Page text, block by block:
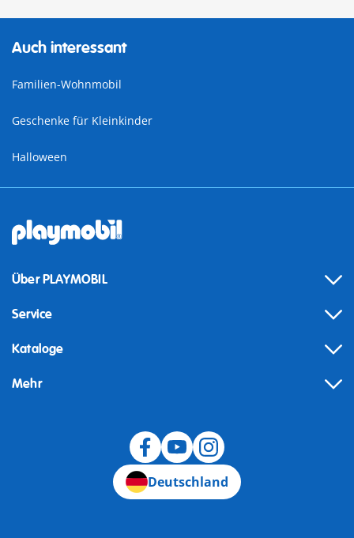
Auch interessant
Familien-Wohnmobil
Geschenke für Kleinkinder
Halloween
Über PLAYMOBIL
Service
Kataloge
Mehr
Deutschland